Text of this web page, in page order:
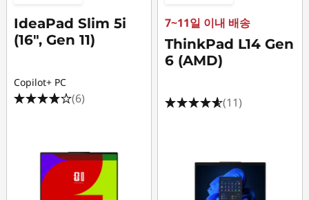
IdeaPad Slim 5i
(16", Gen 11)
Copilot+ PC
(6)
7~11일 이내 배송
ThinkPad L14 Gen
6 (AMD)
(11)